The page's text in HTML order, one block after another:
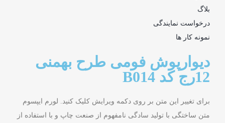
بلاگ
درخواست نمایندگی
نمونه کار ها
دیوارپوش فومی طرح بهمنی
12رج کد B014
برای تغییر این متن بر روی دکمه ویرایش کلیک کنید. لورم ایپسوم
متن ساختگی با تولید سادگی نامفهوم از صنعت چاپ و با استفاده از